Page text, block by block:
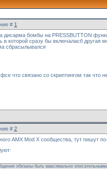
# 1
дисарма бомбы на PRESSBUTTON
которой сразу бы включаласб
сбрасылывался
что связано со скриптингом так что
# 2
AMX Mod X сообщества, тут пишут
обязаны быть максимально